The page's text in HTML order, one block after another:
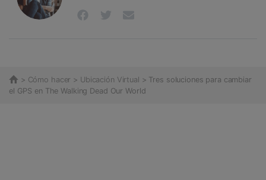
> Cómo hacer > Ubicación Virtual > Tres soluciones para cambiar
el GPS en The Walking Dead Our World